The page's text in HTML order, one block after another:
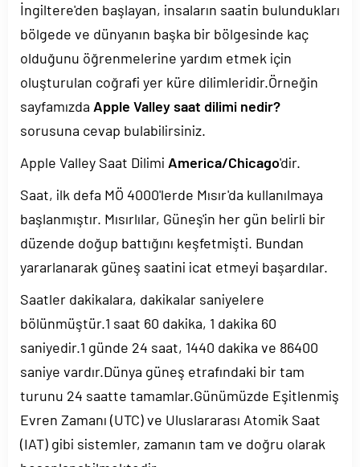
İngiltere'den başlayan, insaların saatin bulundukları
bölgede ve dünyanın başka bir bölgesinde kaç
olduğunu öğrenmelerine yardım etmek için
oluşturulan coğrafi yer küre dilimleridir.Örneğin
sayfamızda Apple Valley saat dilimi nedir?
sorusuna cevap bulabilirsiniz.
Apple Valley Saat Dilimi America/Chicago'dir.
Saat, ilk defa MÖ 4000'lerde Mısır'da kullanılmaya
başlanmıştır. Mısırlılar, Güneş'in her gün belirli bir
düzende doğup battığını keşfetmişti. Bundan
yararlanarak güneş saatini icat etmeyi başardılar.
Saatler dakikalara, dakikalar saniyelere
bölünmüştür.1 saat 60 dakika, 1 dakika 60
saniyedir.1 günde 24 saat, 1440 dakika ve 86400
saniye vardır.Dünya güneş etrafındaki bir tam
turunu 24 saatte tamamlar.Günümüzde Eşitlenmiş
Evren Zamanı (UTC) ve Uluslararası Atomik Saat
(IAT) gibi sistemler, zamanın tam ve doğru olarak